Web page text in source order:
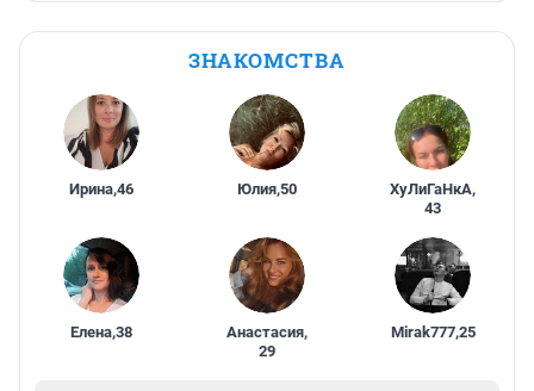
ЗНАКОМСТВА
Ирина,46 Юлия,50 ХуЛиГаНкА,
43
Елена,38 Анастасия,
29
Mirak777,25